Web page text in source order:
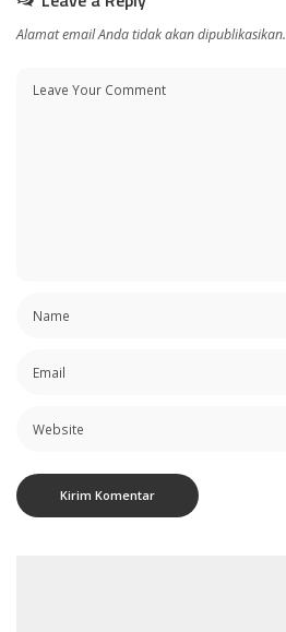
Alamat email Anda tidak akan dipublikasikan.